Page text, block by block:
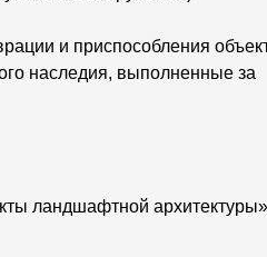
и приспособления
наследия, выполненные за
ландшафтной